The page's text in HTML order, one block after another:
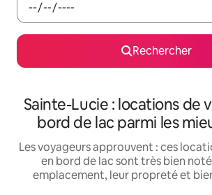
Rechercher
Sainte-Lucie : locations de
bord de lac parmi les
Les voyageurs approuvent : ces
en bord de lac sont très bien
emplacement, leur propreté et